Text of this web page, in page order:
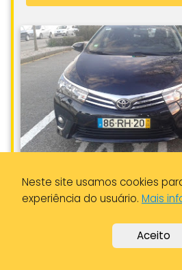
Classificação
Al acercarnos
Neste site usamos cookies
experiência do usuário. Mais
Aceito